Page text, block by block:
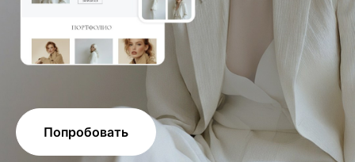
Попробовать